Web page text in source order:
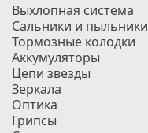
Выхлопная система
Сальники и пыльники
Тормозные колодки
Аккумуляторы
Цепи звезды
Зеркала
Оптика
Грипсы